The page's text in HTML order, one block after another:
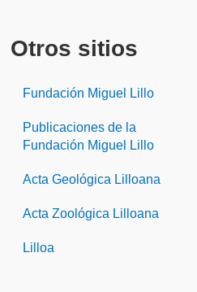
Otros sitios
Fundación Miguel Lillo
Publicaciones de la
Fundación Miguel Lillo
Acta Geológica Lilloana
Acta Zoológica Lilloana
Lilloa